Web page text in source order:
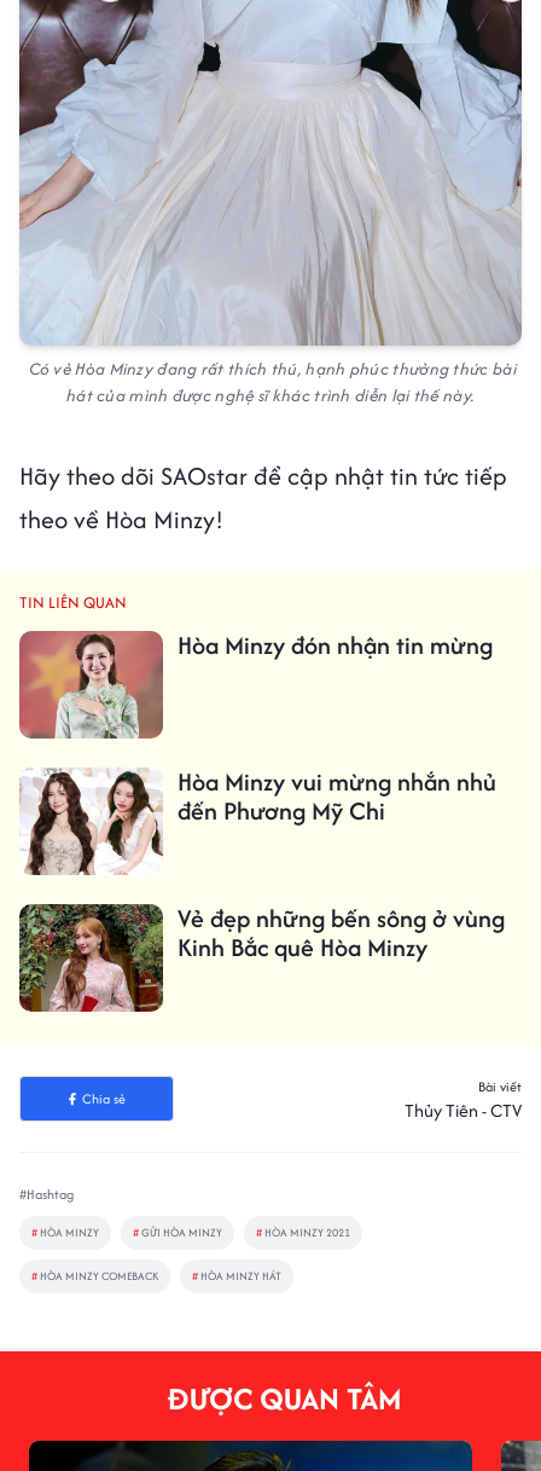
Có vẻ Hòa Minzy đang rất thích thú, hạnh phúc thưởng thức bài
hát của mình được nghệ sĩ khác trình diễn lại thế này.
Hãy theo dõi SAOstar để cập nhật tin tức tiếp
theo về Hòa Minzy!
TIN LIÊN QUAN
Hòa Minzy đón nhận tin mừng
Hòa Minzy vui mừng nhắn nhủ
đến Phương Mỹ Chi
Vẻ đẹp những bến sông ở vùng
Kinh Bắc quê Hòa Minzy
Chia sẻ
Bài viết
Thủy Tiên - CTV
#Hashtag
# HÒA MINZY #GỬI HÒA MINZY # HÒA MINZY 2021
# HÒA MINZY COMEBACK # HÒA MINZY HÁT
ĐƯỢC QUAN TÂM